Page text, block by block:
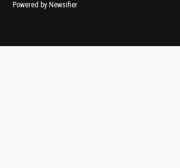
Powered by Newsifier